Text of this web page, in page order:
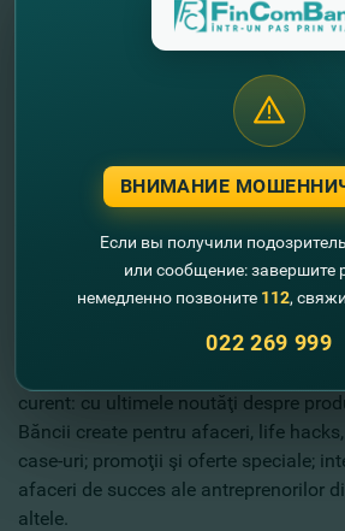
Vă invităm să urmăriţi pagina
ţară care vine în întâmpinarea
curent: cu ultimele noutăţi despre
Băncii create pentru afaceri, life
case-uri; promoţii şi oferte speciale;
afaceri de succes ale antreprenorilor
altele.
ВНИМАНИЕ
Если вы получили
или сообщение: завершите
немедленно позвоните 112,
022 269 999